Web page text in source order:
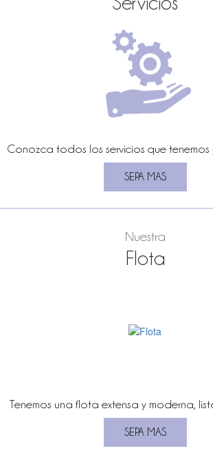
Conozca todos los servicios que
Nuestra
Flota
Tenemos una flota extensa y moderna,